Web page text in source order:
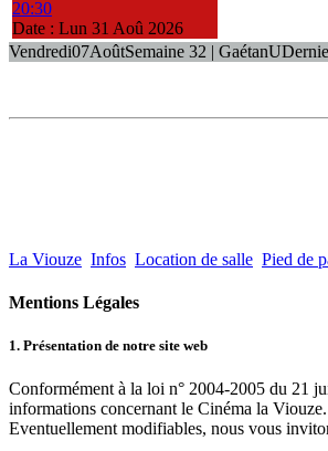
20:30
Date : Lun 31 Aoû 2026
Vendredi07AoûtSemaine 32 | GaétanU
La Viouze Infos Location de salle Pied de
Mentions Légales
1. Présentation de notre site web
Conformément à la loi n° 2004-2005 du 21
informations concernant le Cinéma la Viouze.
Eventuellement modifiables, nous vous